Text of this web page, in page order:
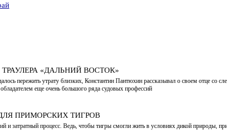
«ДАЛЬНИЙ ВОСТОК»
пережить утрату близких, Константин Пантюхин рассказывал о своем отце
еще очень большого ряда судовых профессий
ПРИМОРСКИХ ТИГРОВ
и затратный процесс. Ведь, чтобы тигры смогли жить в условиях дикой